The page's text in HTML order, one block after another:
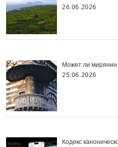
26.06.2026
Может ли мирянин
25.06.2026
Кодекс